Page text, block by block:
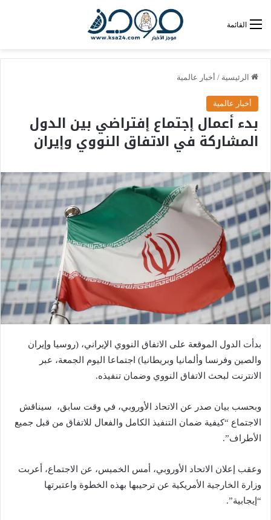
القائمة
الرئيسية / أخبار عالمية
أخبار عالمية
بدء أعمال إجتماع إفتراضي بين الدول
المشاركة في الاتفاق النووي وإيران
بدأت الدول الموقعة على الاتفاق النووي الإيراني، (روسيا وإيران
والصين وفرنسا وألمانيا وبريطانيا) اجتماعا اليوم الجمعة، عبر
الانترنت لبحث الاتفاق النووي وضمان تنفيذه.
وبحسب بيان صدر عن الاتحاد الأوروبي، في وقت سابق، سيناقش
الاجتماع “كيفية ضمان التنفيذ الكامل والفعال للاتفاق من قبل جميع
الأطراف”.
وعقب إعلان الاتحاد الأوروبي، أمس الخميس، عن الاجتماع، أعربت
وزارة الخارجية الأمريكية عن ترحيبها بهذه الخطوة واعتبرتها
“إيجابية”.